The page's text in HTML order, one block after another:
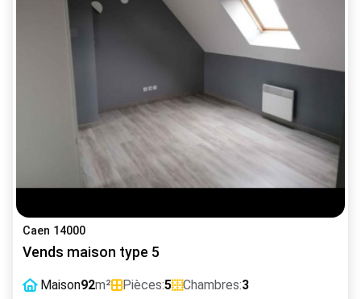
Caen 14000
Vends maison type 5
Maison92m² Pièces:5 Chambres:3